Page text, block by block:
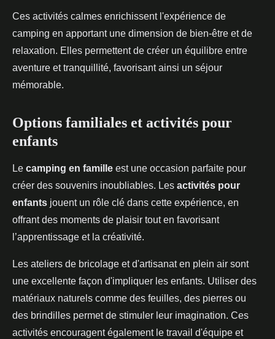
Ces activités calmes enrichissent l'expérience de
camping en apportant une dimension de bien-être et de
relaxation. Elles permettent de créer un équilibre entre
aventure et tranquillité, favorisant ainsi un séjour
mémorable.
Options familiales et activités pour
enfants
Le camping en famille est une occasion parfaite pour
créer des souvenirs inoubliables. Les activités pour
enfants jouent un rôle clé dans cette expérience, en
offrant des moments de plaisir tout en favorisant
l’apprentissage et la créativité.
Les ateliers de bricolage et d'artisanat en plein air sont
une excellente façon d'impliquer les enfants. Utiliser des
matériaux naturels comme des feuilles, des pierres ou
des brindilles permet de stimuler leur imagination. Ces
activités encouragent également le travail d'équipe et